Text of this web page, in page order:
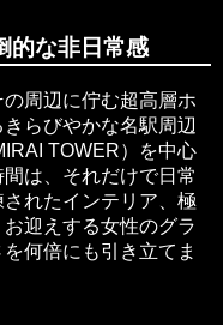
的な非日常感
周辺に佇む超高層ホ
らびやかな名駅周辺
TOWER）を中心
は、それだけで日常
れたインテリア、極
迎えする女性のグラ
何倍にも引き立てま